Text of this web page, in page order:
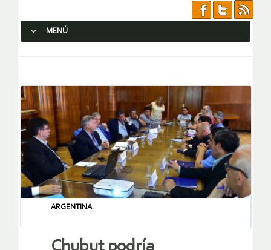
MENÚ
ARGENTINA